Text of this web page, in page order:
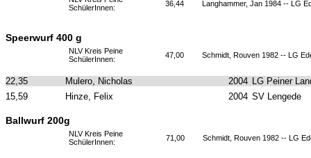
SchülerInnen:
36,44 Langhammer, Jan 1984 -- LG
Speerwurf 400 g
NLV Kreis Peine
SchülerInnen:
47,00 Schmidt, Rouven 1982 -- LG
22,35 Mulero, Nicholas 2004 LG Peiner
15,59
Hinze, Felix 2004 SV Lengede
Ballwurf 200g
NLV Kreis Peine
SchülerInnen:
71,00 Schmidt, Rouven 1982 -- LG